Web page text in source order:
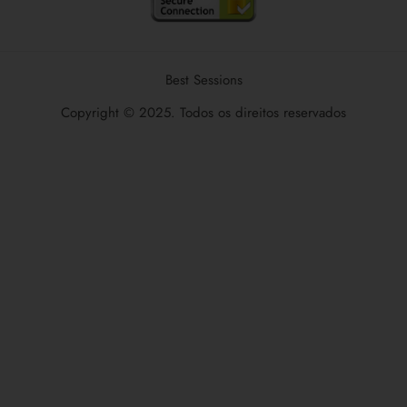
Best Sessions
Copyright © 2025. Todos os direitos reservados